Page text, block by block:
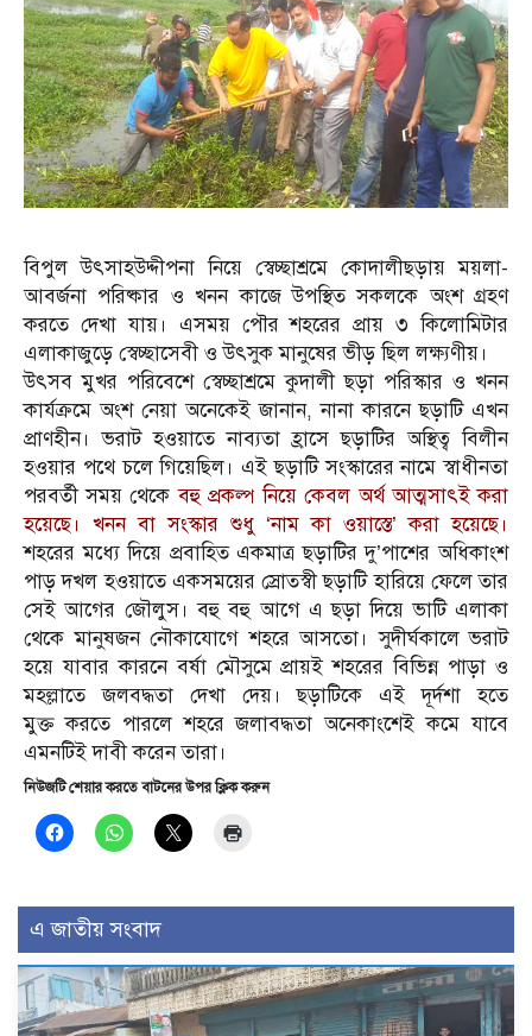
বিপুল উৎসাহউদ্দীপনা নিয়ে স্বেচ্ছাশ্রমে কোদালীছড়ায় ময়লা-
আবর্জনা পরিষ্কার ও খনন কাজে উপস্থিত সকলকে অংশ গ্রহণ
করতে দেখা যায়। এসময় পৌর শহরের প্রায় ৩ কিলোমিটার
এলাকাজুড়ে স্বেচ্ছাসেবী ও উৎসুক মানুষের ভীড় ছিল লক্ষ্যণীয়।
উৎসব মুখর পরিবেশে স্বেচ্ছাশ্রমে কুদালী ছড়া পরিস্কার ও খনন
কার্যক্রমে অংশ নেয়া অনেকেই জানান, নানা কারনে ছড়াটি এখন
প্রাণহীন। ভরাট হওয়াতে নাব্যতা হ্রাসে ছড়াটির অস্থিত্ব বিলীন
হওয়ার পথে চলে গিয়েছিল। এই ছড়াটি সংস্কারের নামে স্বাধীনতা
পরবর্তী সময় থেকেবহু প্রকল্প নিয়ে কেবল অর্থ আত্মসাৎই করা
হয়েছে। খনন বা সংস্কার শুধু ‘নাম কা ওয়াস্তে’ করা হয়েছে।
শহরের মধ্যে দিয়ে প্রবাহিত একমাত্র ছড়াটির দু’পাশের অধিকাংশ
পাড় দখল হওয়াতে একসময়ের স্রোতস্বী ছড়াটি হারিয়ে ফেলে তার
সেই আগের জৌলুস। বহু বহু আগে এ ছড়া দিয়ে ভাটি এলাকা
থেকে মানুষজন নৌকাযোগে শহরে আসতো। সুদীর্ঘকালে ভরাট
হয়ে যাবার কারনে বর্ষা মৌসুমে প্রায়ই শহরের বিভিন্ন পাড়া ও
মহল্লাতে জলবদ্ধতা দেখা দেয়। ছড়াটিকে এই দূর্দশা হতে
মুক্ত করতে পারলে শহরে জলাবদ্ধতা অনেকাংশেই কমে যাবে
এমনটিই দাবী করেন তারা।
নিউজটি শেয়ার করতে বাটনের উপর ক্লিক করুন
এ জাতীয় সংবাদ